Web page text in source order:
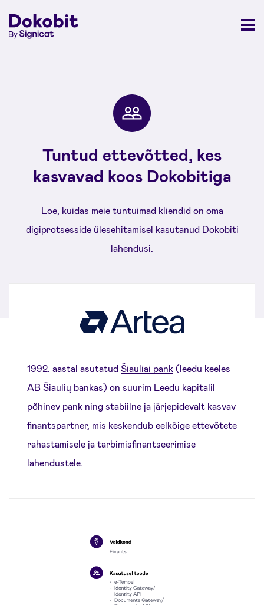
Tuntud ettevõtted, kes
kasvavad koos Dokobitiga
Loe, kuidas meie tuntuimad kliendid on oma
digiprotsesside ülesehitamisel kasutanud Dokobiti
lahendusi.
1992. aastal asutatud Šiauliai pank (leedu keeles
AB Šiaulių bankas) on suurim Leedu kapitalil
põhinev pank ning stabiilne ja järjepidevalt kasvav
finantspartner, mis keskendub eelkõige ettevõtete
rahastamisele ja tarbimisfinantseerimise
lahendustele.